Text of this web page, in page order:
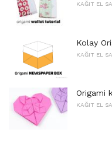
KAĞIT EL
Kolay
KAĞIT EL
Origami
KAĞIT EL